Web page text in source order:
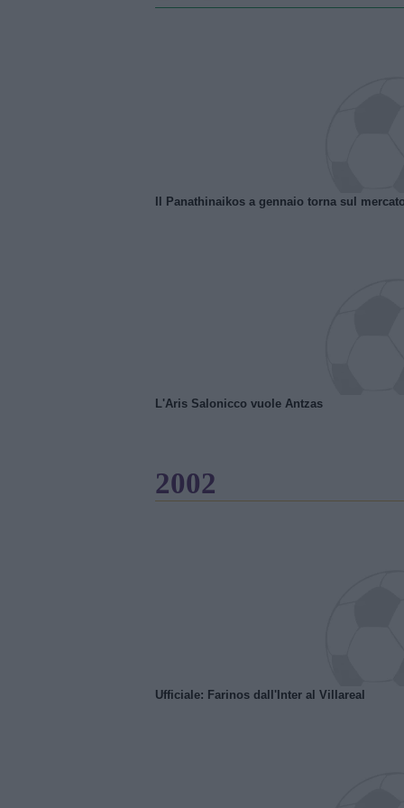
Il Panathinaikos a gennaio torna sul
L'Aris Salonicco vuole Antzas
2002
Ufficiale: Farinos dall'Inter al Villareal